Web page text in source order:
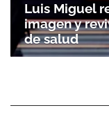
Luis Miguel
imagen y
de salud